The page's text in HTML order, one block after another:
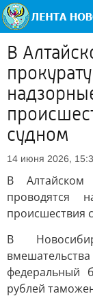
В
судном
14 июня 2026,
В Алтайском
проводятся
происшествия
В
федеральный
рублей